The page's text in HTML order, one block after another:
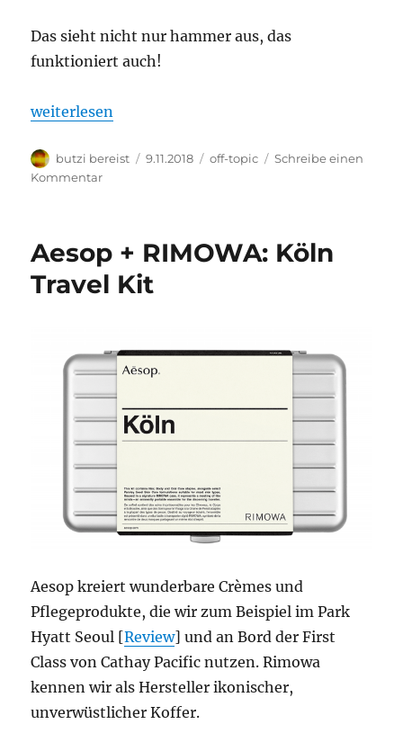
Das sieht nicht nur hammer aus, das
funktioniert auch!
„Tetris Retro Case für Apple iPhone und Samsung
weiterlesen
Autor
butzi bereist
Veröffentlicht
9.11.2018 Kategorien
off-topic
Schreibe einen
Kommentarzu
für
iPhone
Aesop + RIMOWA: Köln
Travel Kit
Aesop kreiert wunderbare Crèmes und
Pflegeprodukte, die wir zum Beispiel im Park
Hyatt Seoul [Review] und an Bord der First
Class von Cathay Pacific nutzen. Rimowa
kennen wir als Hersteller ikonischer,
unverwüstlicher Koffer.